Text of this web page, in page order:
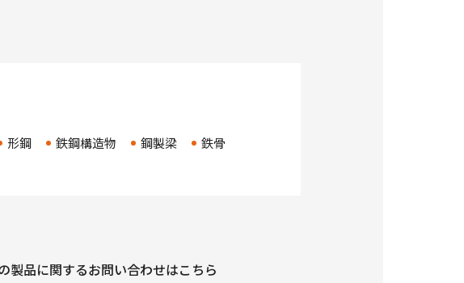
形鋼 鉄鋼構造物 鋼製梁 鉄骨
製品に関するお問い合わせはこちら